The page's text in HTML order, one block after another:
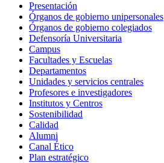
Presentación
Órganos de gobierno unipersonales
Órganos de gobierno colegiados
Defensoría Universitaria
Campus
Facultades y Escuelas
Departamentos
Unidades y servicios centrales
Profesores e investigadores
Institutos y Centros
Sostenibilidad
Calidad
Alumni
Canal Ético
Plan estratégico